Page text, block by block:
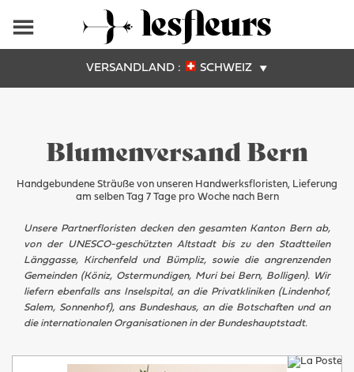
VERSANDLAND : SCHWEIZ
Blumenversand Bern
Handgebundene Sträuße von unseren Handwerksfloristen, Lieferung
am selben Tag 7 Tage pro Woche nach Bern
Unsere Partnerfloristen decken den gesamten Kanton Bern ab,
von der UNESCO-geschützten Altstadt bis zu den Stadtteilen
Länggasse, Kirchenfeld und Bümpliz, sowie die angrenzenden
Gemeinden (Köniz, Ostermundigen, Muri bei Bern, Bolligen). Wir
liefern ebenfalls ans Inselspital, an die Privatkliniken (Lindenhof,
Salem, Sonnenhof), ans Bundeshaus, an die Botschaften und an
die internationalen Organisationen in der Bundeshauptstadt.